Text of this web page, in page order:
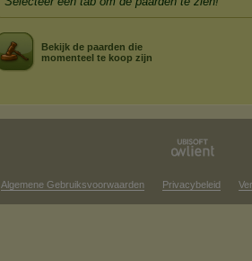
Bekijk de paarden die
momenteel te koop zijn
Algemene Gebruiksvoorwaarden Privacybeleid